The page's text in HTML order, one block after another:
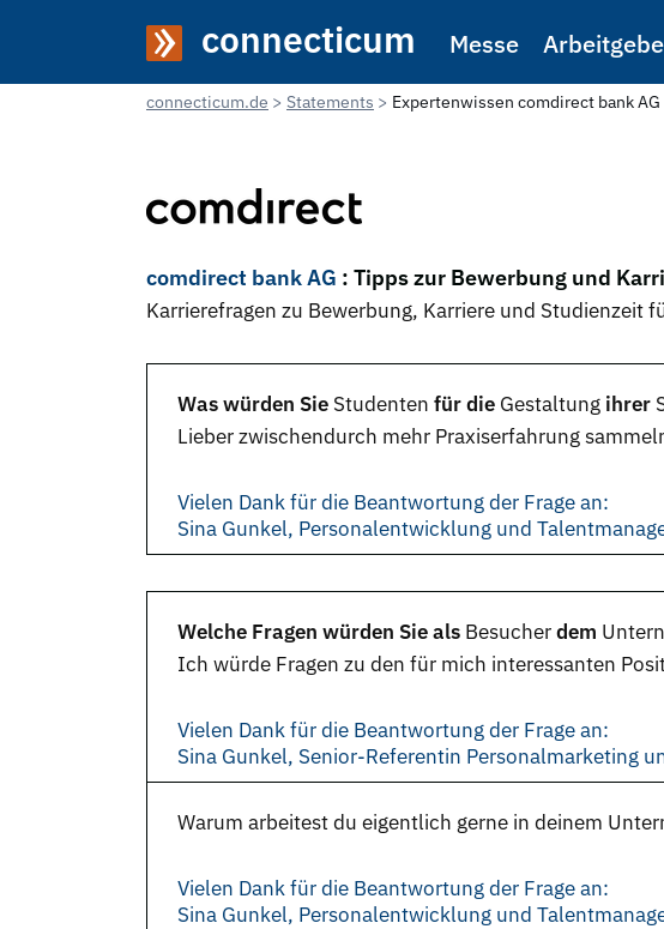
connecticum Messe
connecticum.de Statements Expertenwissen comdirect bank AG
comdirect bank AG : Tipps zur Bewerbung und
Karrierefragen zu Bewerbung, Karriere und Studienzeit
Was würden Sie Studenten für die Gestaltung ihrer
Lieber zwischendurch mehr Praxiserfahrung
Vielen Dank für die Beantwortung der Frage an:
Sina Gunkel, Personalentwicklung und
Welche Fragen würden Sie als Besucherdem
Ich würde Fragen zu den für mich interessanten
Vielen Dank für die Beantwortung der Frage an:
Sina Gunkel, Senior-Referentin Personalmarketing
Warum arbeitest du eigentlich gerne in deinem
Vielen Dank für die Beantwortung der Frage an:
Sina Gunkel, Personalentwicklung und